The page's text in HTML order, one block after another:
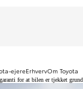
ejereErhvervOm Toyota
for at bilen er tjekket